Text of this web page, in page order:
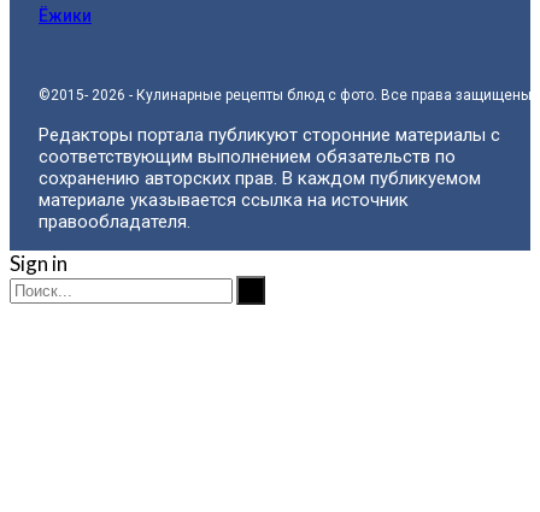
Ёжики
©2015- 2026 - Кулинарные рецепты блюд с фото. Все права защищены.
Редакторы портала публикуют сторонние материалы с
соответствующим выполнением обязательств по
сохранению авторских прав. В каждом публикуемом
материале указывается ссылка на источник
правообладателя.
Sign in